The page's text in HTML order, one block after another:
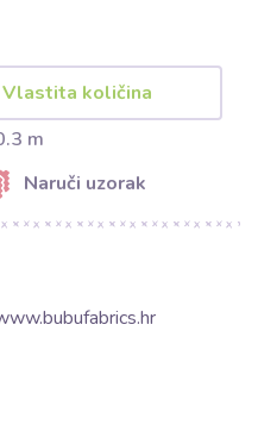
m
Naruči uzorak